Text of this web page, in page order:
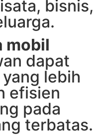
bisnis,
mobil
dapat
lebih
efisien
pada
terbatas.